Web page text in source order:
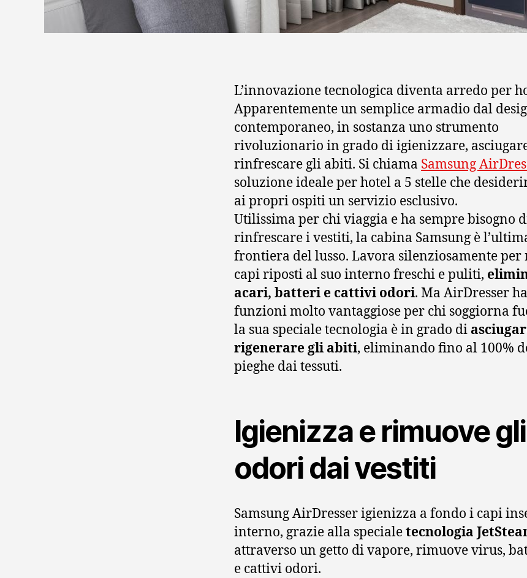
L’innovazione tecnologica diventa arredo per
Apparentemente un semplice armadio dal
contemporaneo, in sostanza uno strumento
rivoluzionario in grado di igienizzare,
rinfrescare gli abiti. Si chiama Samsung
soluzione ideale per hotel a 5 stelle che
ai propri ospiti un servizio esclusivo.
Utilissima per chi viaggia e ha sempre bisogno
rinfrescare i vestiti, la cabina Samsung è
frontiera del lusso. Lavora silenziosamente per
capi riposti al suo interno freschi e puliti,
acari, batteri e cattivi odori. Ma AirDresser
funzioni molto vantaggiose per chi soggiorna
la sua speciale tecnologia è in grado di
rigenerare gli abiti, eliminando fino al 100%
pieghe dai tessuti.
Igienizza e rimuove gli
odori dai vestiti
Samsung AirDresser igienizza a fondo i capi
interno, grazie alla specialetecnologia
attraverso un getto di vapore, rimuove virus,
e cattivi odori.